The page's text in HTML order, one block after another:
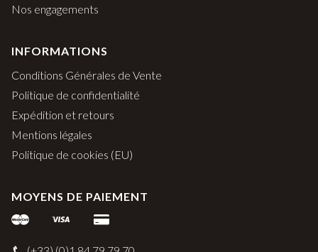
Nos engagements
INFORMATIONS
Conditions Générales de Vente
Politique de confidentialité
Expédition et retours
Mentions légales
Politique de cookies (EU)
MOYENS DE PAIEMENT